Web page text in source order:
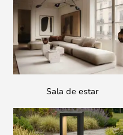
Sala de estar